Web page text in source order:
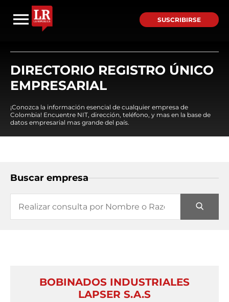
SUSCRIBIRSE
DIRECTORIO REGISTRO ÚNICO
EMPRESARIAL
¡Conozca la información esencial de cualquier empresa de
Colombia! Encuentre NIT, dirección, teléfono, y mas en la base de
datos empresarial mas grande del país.
Buscar empresa
BOBINADOS INDUSTRIALES
LAPSER S.A.S